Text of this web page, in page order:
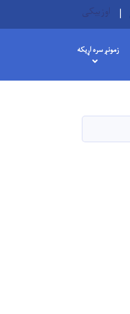
اوزبیکی
زمونږ سره اړیکه